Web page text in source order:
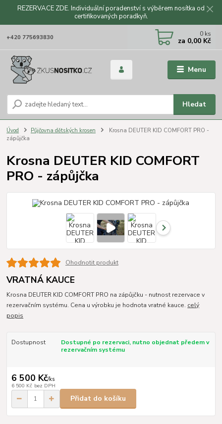
REZERVACE ZDE. Individuální poradenství s výběrem nosítka od
certifikovaných poradkyň.
Menu
Hledat
+420 775693830 0 ks
za 0,00 Kč
Úvod Půjčovna dětských krosen
Krosna DEUTER KID COMFORT PRO -
zápůjčka
Krosna DEUTER KID COMFORT
PRO - zápůjčka
Ohodnotit produkt
VRATNÁ KAUCE
Krosna DEUTER KID COMFORT PRO na zápůjčku - nutnost rezervace v
rezervačním systému. Cena u výrobku je hodnota vratné kauce. celý
popis
Dostupnost
Dostupné po rezervaci, nutno objednat předem v
rezervačním systému
6 500 Kč/ks
6 500 Kč bez DPH
Přidat do košíku